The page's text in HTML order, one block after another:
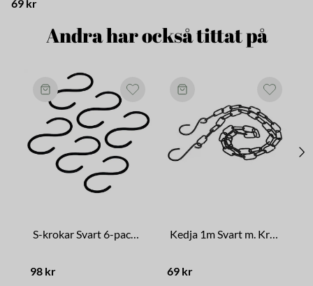
69 kr
Andra har också tittat på
S-krokar Svart 6-pack Stor
98 kr
Kedja 1m Svart m. Krokar
69 kr